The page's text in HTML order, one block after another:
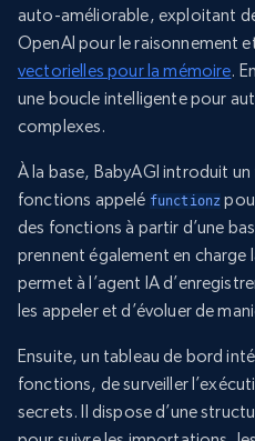
auto-améliorable, exploitant
OpenAI pour le raisonnement
vectorielles pour la mémoire.
une boucle intelligente pour
complexes.
À la base, BabyAGI introduit
fonctions appelé functionz
des fonctions à partir d’une
prennent également en
permet à l’agent IA
les appeler et d’évoluer de
Ensuite, un tableau de bord
fonctions, de surveiller
secrets. Il dispose d’une